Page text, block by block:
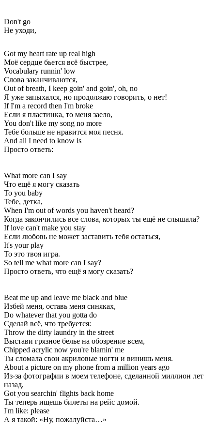
Don't go
Не уходи,
Got my heart rate up real high
Моё сердце бьется всё быстрее,
Vocabulary runnin' low
Слова заканчиваются,
Out of breath, I keep goin' and goin', oh, no
Я уже запыхался, но продолжаю говорить, о нет!
If I'm a record then I'm broke
Если я пластинка, то меня заело,
You don't like my song no more
Тебе больше не нравится моя песня.
And all I need to know is
Просто ответь:
What more can I say
Что ещё я могу сказать
To you baby
Тебе, детка,
When I'm out of words you haven't heard?
Когда закончились все слова, которых ты ещё не слышала?
If love can't make you stay
Если любовь не может заставить тебя остаться,
It's your play
То это твоя игра.
So tell me what more can I say?
Просто ответь, что ещё я могу сказать?
Beat me up and leave me black and blue
Избей меня, оставь меня синяках,
Do whatever that you gotta do
Сделай всё, что требуется:
Throw the dirty laundry in the street
Выстави грязное белье на обозрение всем,
Chipped acrylic now you're blamin' me
Ты сломала свои акриловые ногти и винишь меня.
About a picture on my phone from a million years ago
Из-за фотографии в моем телефоне, сделанной миллион лет
назад,
Got you searchin' flights back home
Ты теперь ищешь билеты на рейс домой.
I'm like: please
А я такой: «Ну, пожалуйста…»